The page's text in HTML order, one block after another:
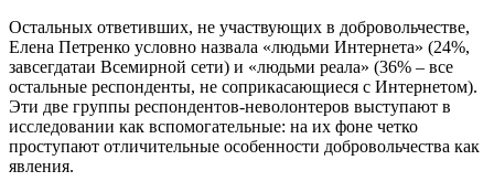
Остальных ответивших, не участвующих в добровольчестве,
Елена Петренко условно назвала «людьми Интернета» (24%,
завсегдатаи Всемирной сети) и «людьми реала» (36% – все
остальные респонденты, не соприкасающиеся с Интернетом).
Эти две группы респондентов-неволонтеров выступают в
исследовании как вспомогательные: на их фоне четко
проступают отличительные особенности добровольчества как
явления.